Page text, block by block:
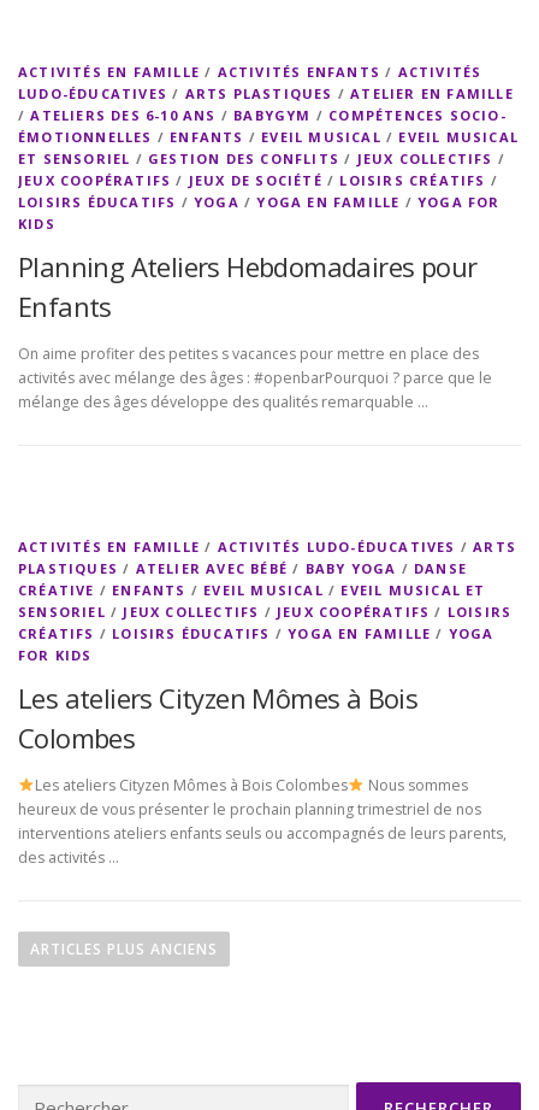
ACTIVITÉS EN FAMILLE / ACTIVITÉS ENFANTS / ACTIVITÉS
LUDO-ÉDUCATIVES / ARTS PLASTIQUES /ATELIER EN FAMILLE
/ATELIERS DES 6-10 ANS / BABYGYM / COMPÉTENCES SOCIO-
ÉMOTIONNELLES / ENFANTS / EVEIL MUSICAL / EVEIL MUSICAL
ET SENSORIEL / GESTION DES CONFLITS / JEUX COLLECTIFS /
JEUX COOPÉRATIFS / JEUX DE SOCIÉTÉ / LOISIRS CRÉATIFS /
LOISIRS ÉDUCATIFS /YOGA /YOGA EN FAMILLE /YOGA FOR
KIDS
Planning Ateliers Hebdomadaires pour
Enfants
On aime profiter des petites s vacances pour mettre en place des
activités avec mélange des âges : #openbarPourquoi ? parce que le
mélange des âges développe des qualités remarquable …
ACTIVITÉS EN FAMILLE / ACTIVITÉS LUDO-ÉDUCATIVES /ARTS
PLASTIQUES / ATELIER AVEC BÉBÉ / BABY YOGA / DANSE
CRÉATIVE / ENFANTS / EVEIL MUSICAL / EVEIL MUSICAL ET
SENSORIEL / JEUX COLLECTIFS / JEUX COOPÉRATIFS / LOISIRS
CRÉATIFS / LOISIRS ÉDUCATIFS /YOGA EN FAMILLE / YOGA
FOR KIDS
Les ateliers Cityzen Mômes à Bois
Colombes
Les ateliers Cityzen Mômes à Bois Colombes
Nous sommes
heureux de vous présenter le prochain planning trimestriel de nos
interventions ateliers enfants seuls ou accompagnés de leurs parents,
des activités …
aARTICLES PLUS ANCIENS